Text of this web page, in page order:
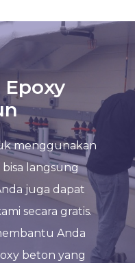
menggunakan
bisa langsung
juga dapat
secara gratis.
Anda
beton yang